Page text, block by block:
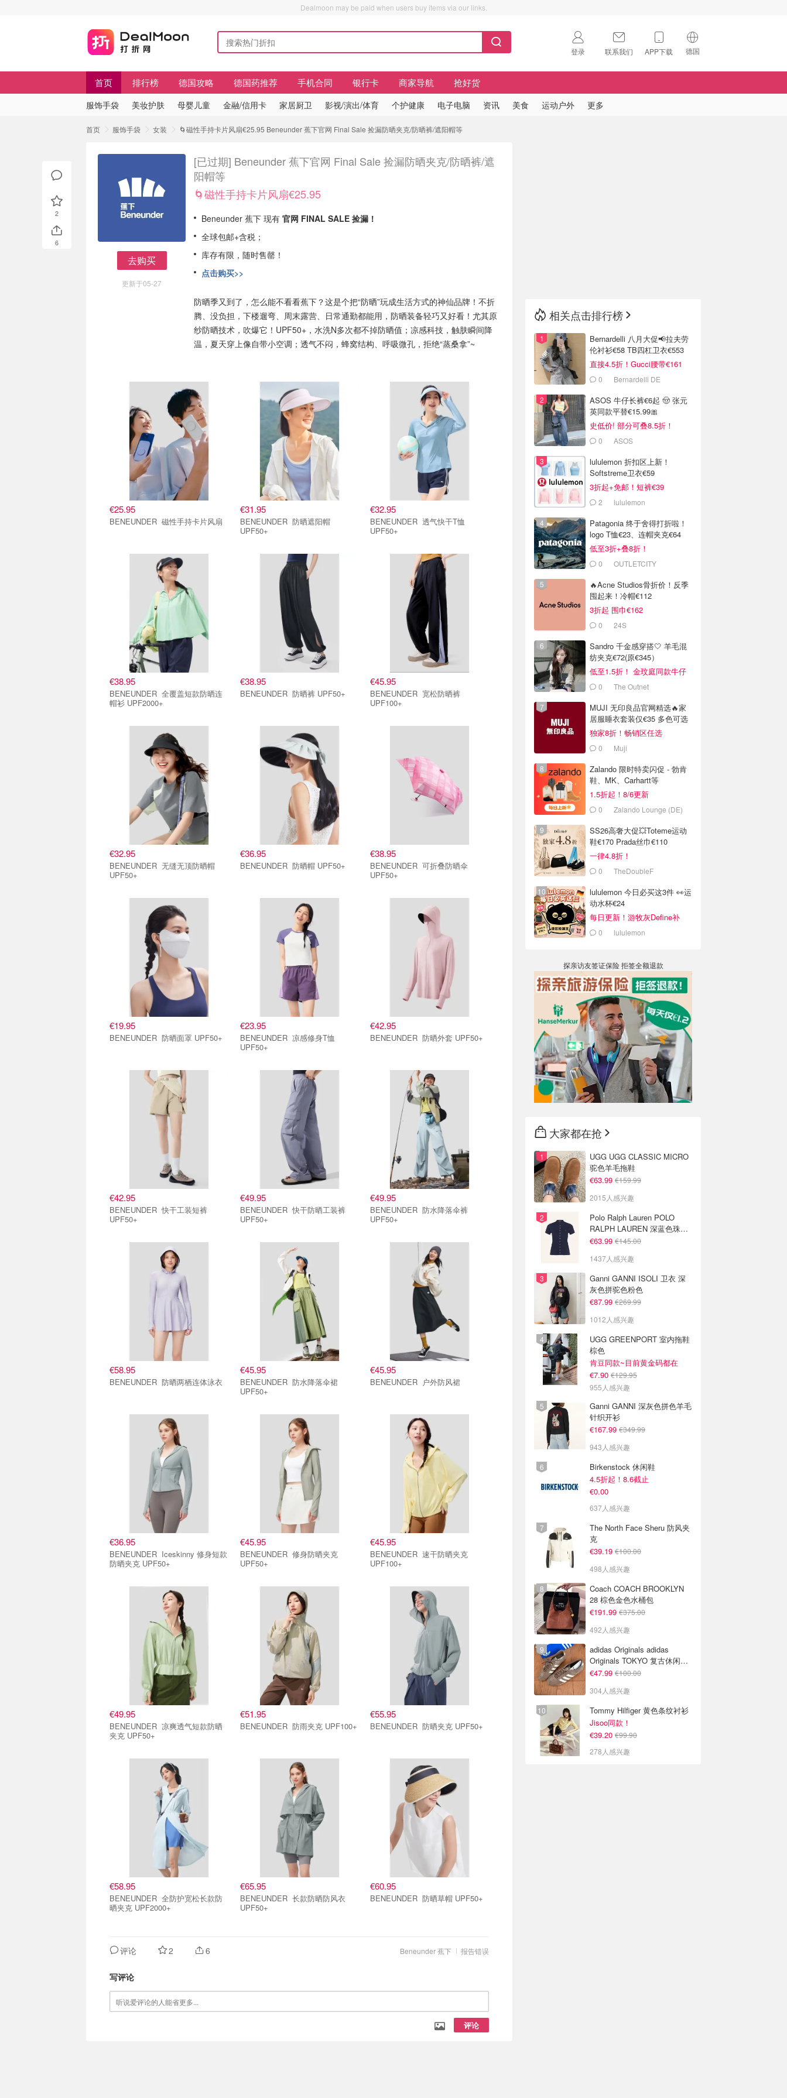
Dealmoon may be paid when users buy items via our links.
登录 联系我们 APP下载 德国
🇺🇸
首页 排行榜 德国攻略 德国药推荐 手机合同 银行卡 商家导航 抢好货
服饰手袋 美妆护肤 母婴儿童 金融/信用卡 家居厨卫 影视/演出/体育 个护健康 电子电脑 资讯 美食 运动户外 更多
首页 服饰手袋 女装 🌀磁性手持卡片风扇€25.95 Beneunder 蕉下官网 Final Sale 捡漏防晒夹克/防晒裤/遮阳帽等
去购买
更新于05-27
[已过期] Beneunder 蕉下官网 Final Sale 捡漏防晒夹克/防晒裤/遮
阳帽等
🌀磁性手持卡片风扇€25.95
Beneunder 蕉下 现有 官网 FINAL SALE 捡漏！
全球包邮+含税；
库存有限，随时售罄！
点击购买>>
防晒季又到了，怎么能不看看蕉下？这是个把“防晒”玩成生活方式的神仙品牌！不折
腾、没负担，下楼遛弯、周末露营、日常通勤都能用，防晒装备轻巧又好看！尤其原
纱防晒技术，吹爆它！UPF50+，水洗N多次都不掉防晒值；凉感科技，触肤瞬间降
温，夏天穿上像自带小空调；透气不闷，蜂窝结构、呼吸微孔，拒绝“蒸桑拿”~
€25.95
BENEUNDER 磁性手持卡片风扇
€31.95
BENEUNDER 防晒遮阳帽
UPF50+
€32.95
BENEUNDER 透气快干T恤
UPF50+
€38.95
BENEUNDER 全覆盖短款防晒连
帽衫 UPF2000+
€38.95
BENEUNDER 防晒裤 UPF50+
€45.95
BENEUNDER 宽松防晒裤
UPF100+
€32.95
BENEUNDER 无缝无顶防晒帽
UPF50+
€36.95
BENEUNDER 防晒帽 UPF50+
€38.95
BENEUNDER 可折叠防晒伞
UPF50+
€19.95
BENEUNDER 防晒面罩 UPF50+
€23.95
BENEUNDER 凉感修身T恤
UPF50+
€42.95
BENEUNDER 防晒外套 UPF50+
€42.95
BENEUNDER 快干工装短裤
UPF50+
€49.95
BENEUNDER 快干防晒工装裤
UPF50+
€49.95
BENEUNDER 防水降落伞裤
UPF50+
€58.95
BENEUNDER 防晒两栖连体泳衣
€45.95
BENEUNDER 防水降落伞裙
UPF50+
€45.95
BENEUNDER 户外防风裙
€36.95
BENEUNDER Iceskinny 修身短款
防晒夹克 UPF50+
€45.95
BENEUNDER 修身防晒夹克
UPF50+
€45.95
BENEUNDER 速干防晒夹克
UPF100+
€49.95
BENEUNDER 凉爽透气短款防晒
夹克 UPF50+
€51.95
BENEUNDER 防雨夹克 UPF100+
€55.95
BENEUNDER 防晒夹克 UPF50+
€58.95
BENEUNDER 全防护宽松长款防
晒夹克 UPF2000+
€65.95
BENEUNDER 长款防晒防风衣
UPF50+
€60.95
BENEUNDER 防晒草帽 UPF50+
报告错误
Beneunder 蕉下
评论 2 6
写评论
评论
2
6
相关点击排行榜
Bernardelli 八月大促📢拉夫劳
伦衬衫€58 TB四杠卫衣€553
直接4.5折！Gucci腰带€161
0 Bernardelli DE
ASOS 牛仔长裤€6起 🤠 张元
英同款平替€15.99🎀
史低价! 部分可叠8.5折！
0 ASOS
lululemon 折扣区上新！
Softstreme卫衣€59
3折起+免邮！短裤€39
2 lululemon
Patagonia 终于舍得打折啦！
logo T恤€23、连帽夹克€64
低至3折+叠8折！
0
OUTLETCITY
🔥Acne Studios骨折价！反季
囤起来！冷帽€112
3折起 围巾€162
0 24S
Sandro 千金感穿搭🤍 羊毛混
纺夹克€72(原€345）
低至1.5折！ 金玟庭同款牛仔
拼接夹克€144 (原€275）
0 The Outnet
MUJI 无印良品官网精选🔥家
居服睡衣套装仅€35 多色可选
独家8折！畅销区任选
0 Muji
Zalando 限时特卖闪促 - 勃肯
鞋、MK、Carhartt等
1.5折起！8/6更新
0 Zalando Lounge (DE)
SS26高奢大促💥Toteme运动
鞋€170 Prada丝巾€110
一律4.8折！
0 TheDoubleF
lululemon 今日必买这3件 👀运
动水杯€24
每日更新！游牧灰Define补
货！0 lululemon
探亲访友签证保险 拒签全额退款
大家都在抢
UGG UGG CLASSIC MICRO
驼色羊毛拖鞋
€63.99 €159.99
2015人感兴趣
Polo Ralph Lauren POLO
RALPH LAUREN 深蓝色珠地
布 Polo衫
€63.99 €145.00
1437人感兴趣
Ganni GANNI ISOLI 卫衣 深
灰色拼驼色粉色
€87.99 €269.99
1012人感兴趣
UGG GREENPORT 室内拖鞋
棕色
肯豆同款~目前黄金码都在
€7.90 €129.95
955人感兴趣
Ganni GANNI 深灰色拼色羊毛
针织开衫
€167.99 €349.99
943人感兴趣
Birkenstock 休闲鞋
4.5折起！8.6截止
€0.00
637人感兴趣
The North Face Sheru 防风夹
克
€39.19 €100.00
498人感兴趣
Coach COACH BROOKLYN
28 棕色金色水桶包
€191.99 €375.00
492人感兴趣
adidas Originals adidas
Originals TOKYO 复古休闲鞋
深棕色
€47.99 €100.00
304人感兴趣
Tommy Hilfiger 黄色条纹衬衫
Jisoo同款！
€39.20 €99.90
278人感兴趣